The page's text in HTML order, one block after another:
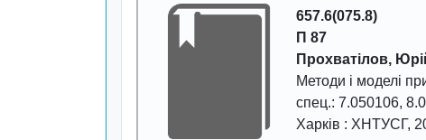
657.6(075.8)
П 87
Прохватілов,
Методи і моделі
спец.: 7.050106,
Харків : ХНТУСГ,